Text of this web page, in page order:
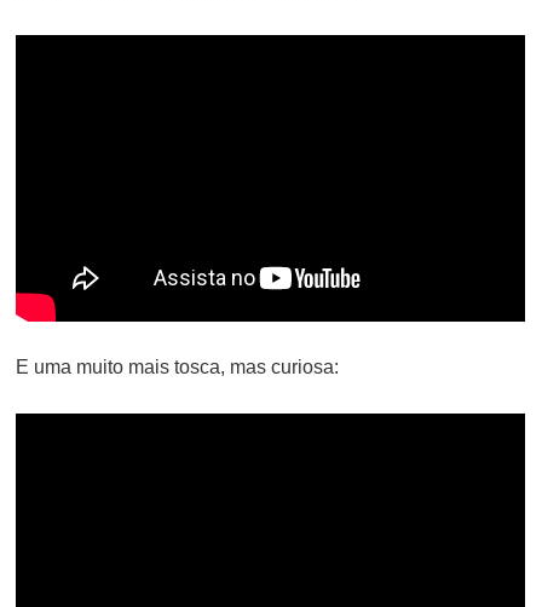
E uma muito mais tosca, mas curiosa: